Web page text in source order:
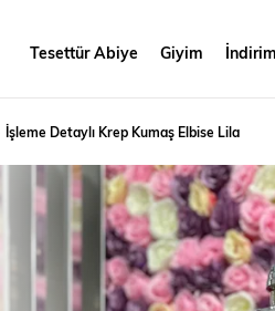
Tesettür Abiye Giyim
İşleme Detaylı Krep Kumaş Elbise Lila